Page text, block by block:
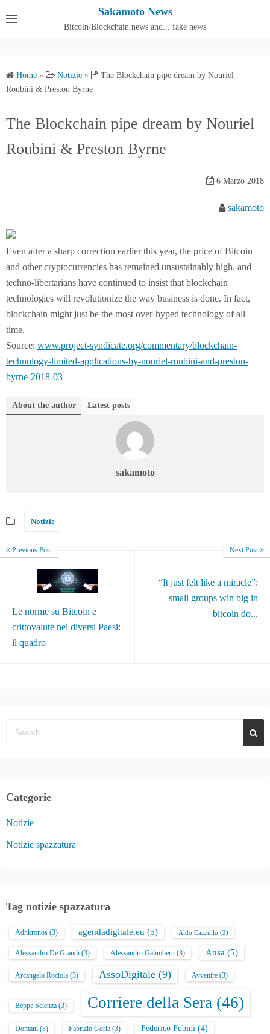
Sakamoto News
Bitcoin/Blockchain news and... fake news
Home » Notizie »
The Blockchain pipe dream by Nouriel
Roubini & Preston Byrne
The Blockchain pipe dream by Nouriel
Roubini & Preston Byrne
6 Marzo 2018
sakamoto
Even after a sharp correction earlier this year, the price of Bitcoin
and other cryptocurrencies has remained unsustainably high, and
techno-libertarians have continued to insist that blockchain
technologies will revolutionize the way business is done. In fact,
blockchain might just be the most over-hyped technology of all
time.
Source: www.project-syndicate.org/commentary/blockchain-
technology-limited-applications-by-nouriel-roubini-and-preston-
byrne-2018-03
About the author Latest posts
sakamoto
Notizie
Previous Post
Le norme su Bitcoin e
crittovalute nei diversi Paesi:
il quadro
Next Post
“It just felt like a miracle”:
small groups win big in
bitcoin do...
Categorie
Notizie
Notizie spazzatura
Tag notizie spazzatura
Adnkronos (3) agendadigitale.eu (5) Aldo Cazzullo (2)
Alessandro De Grandi (3) Alessandro Galimberti (3) Ansa (5)
Arcangelo Rociola (3) AssoDigitale (9) Avvenire (3)
Beppe Scienza (3) Corriere della Sera (46)
Domani (3) Fabrizio Goria (3) Federico Fubini (4)